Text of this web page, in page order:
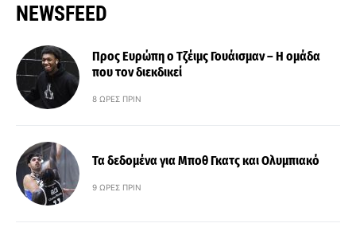
NEWSFEED
Προς Ευρώπη ο Τζέιμς Γουάισμαν – Η ομάδα
που τον διεκδικεί
8 ΏΡΕΣ ΠΡΙΝ
Τα δεδομένα για Μποθ Γκατς και Ολυμπιακό
9 ΏΡΕΣ ΠΡΙΝ